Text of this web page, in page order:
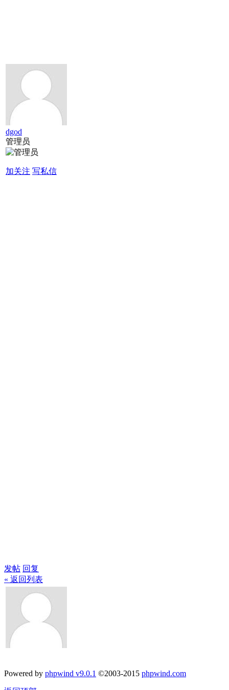
dgod
管理员
加关注 写私信
发帖 回复
« 返回列表
Powered by phpwind v9.0.1 ©2003-2015 phpwind.com